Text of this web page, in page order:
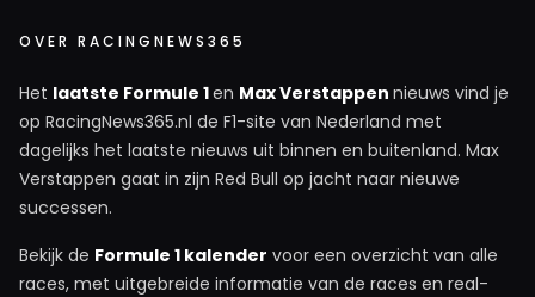
OVER RACINGNEWS365
Het laatste Formule 1en Max Verstappen nieuws vind je
op RacingNews365.nl de F1-site van Nederland met
dagelijks het laatste nieuws uit binnen en buitenland. Max
Verstappen gaat in zijn Red Bull op jacht naar nieuwe
successen.
Bekijk de Formule 1 kalender voor een overzicht van alle
races, met uitgebreide informatie van de races en real-